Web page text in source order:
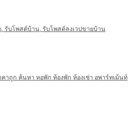
รับโพสต์บ้าน, รับโพสต์ลงเวปขายบ้าน
คาถูก ค้นหา หอพัก ห้องพัก ห้องเช่า อพาร์ทเม้นท์